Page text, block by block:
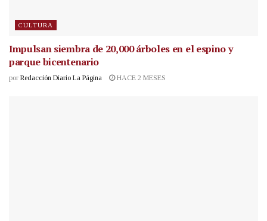
CULTURA
Impulsan siembra de 20,000 árboles en el espino y
parque bicentenario
por Redacción Diario La Página HACE 2 MESES